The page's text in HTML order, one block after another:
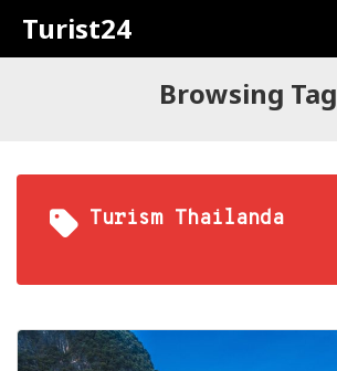
Turist24
Browsing Tag
Turism Thailanda